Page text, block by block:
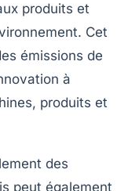
produits et
Cet
émissions de
à
produits et
des
peut également